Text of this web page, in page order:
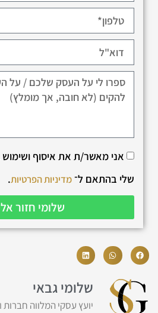
אני מאשר/ת את איסוף ושימוש
שלי בהתאם ל־מדיניות הפרטיות.
שלומי חזור
שלומי גבאי
יועץ עסקי המלווה חברות